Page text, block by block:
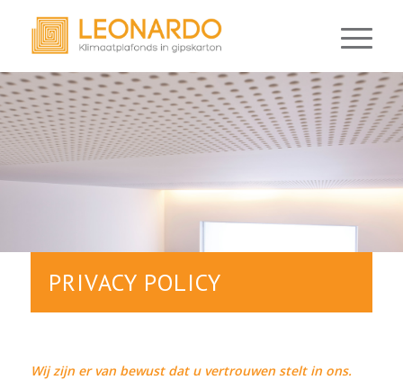
PRIVACY POLICY
Wij zijn er van bewust dat u vertrouwen stelt in ons.